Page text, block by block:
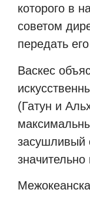
которого в
советом
передать
Васкес
(Гатун и
засушливый